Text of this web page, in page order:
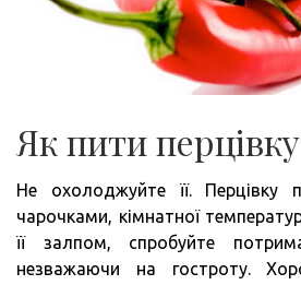
Як пити перцівку
Не охолоджуйте її. Перцівку
чарочками, кімнатної
її залпом, спробуйте
незважаючи на гостроту.